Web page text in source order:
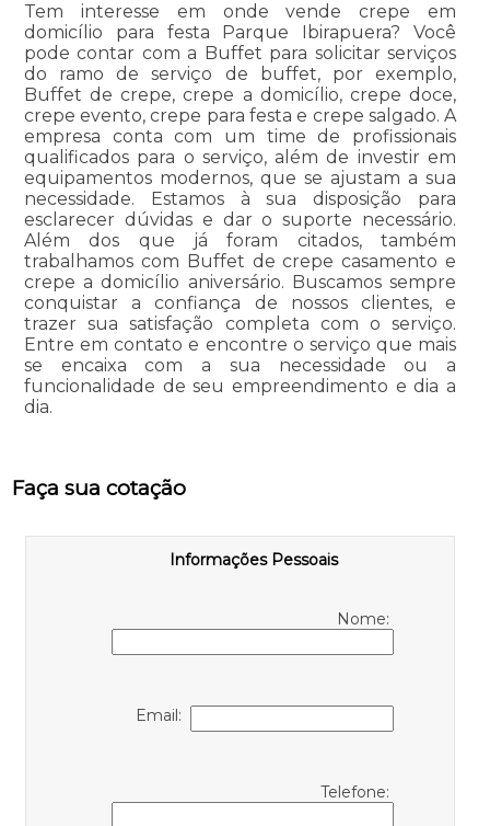
Tem interesse em onde vende crepe em
domicílio para festa Parque Ibirapuera? Você
pode contar com a Buffet para solicitar serviços
do ramo de serviço de buffet, por exemplo,
Buffet de crepe, crepe a domicílio, crepe doce,
crepe evento, crepe para festa e crepe salgado. A
empresa conta com um time de profissionais
qualificados para o serviço, além de investir em
equipamentos modernos, que se ajustam a sua
necessidade. Estamos à sua disposição para
esclarecer dúvidas e dar o suporte necessário.
Além dos que já foram citados, também
trabalhamos com Buffet de crepe casamento e
crepe a domicílio aniversário. Buscamos sempre
conquistar a confiança de nossos clientes, e
trazer sua satisfação completa com o serviço.
Entre em contato e encontre o serviço que mais
se encaixa com a sua necessidade ou a
funcionalidade de seu empreendimento e dia a
dia.
Faça sua cotação
Informações Pessoais
Nome:
Email:
Telefone: